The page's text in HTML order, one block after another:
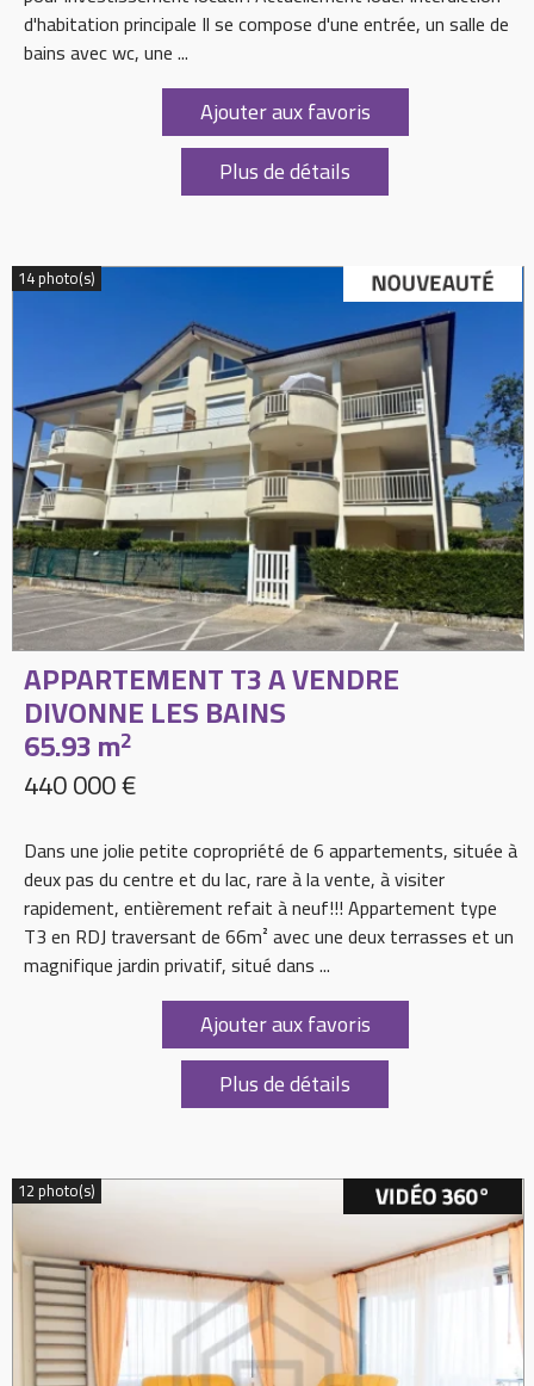
d'habitation principale Il se compose d'une entrée, un salle de
bains avec wc, une ...
Ajouter aux favoris
Plus de détails
14 photo(s)
APPARTEMENT T3 A VENDRE
DIVONNE LES BAINS
65.93 m2
440 000 €
Dans une jolie petite copropriété de 6 appartements, située à
deux pas du centre et du lac, rare à la vente, à visiter
rapidement, entièrement refait à neuf!!! Appartement type
T3 en RDJ traversant de 66m² avec une deux terrasses et un
magnifique jardin privatif, situé dans ...
Ajouter aux favoris
Plus de détails
12 photo(s)